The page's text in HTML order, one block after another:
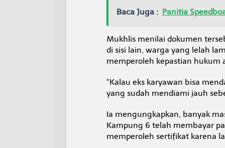
K
e
a
d
i
n
Baca Juga : Panitia
Mukhlis menilai dokumen
di sisi lain, warga yang lelah
memperoleh kepastian hukum
“Kalau eks karyawan bisa
yang sudah mendiami jauh
Ia mengungkapkan, banyak
Kampung 6 telah membayar
memperoleh sertifikat karena